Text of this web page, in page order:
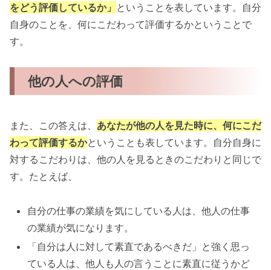
をどう評価しているか」 ということを表しています。自分
自身のことを、何にこだわって評価するかということで
す。
他の人への評価
また、この答えは、 あなたが他の人を見た時に、何にこだ
わって評価するかということも表しています。自分自身に
対するこだわりは、他の人を見るときのこだわりと同じで
す。たとえば、
自分の仕事の業績を気にしている人は、他人の仕事
の業績が気になります。
「自分は人に対して素直であるべきだ」と強く思っ
ている人は、他人も人の言うことに素直に従うかど